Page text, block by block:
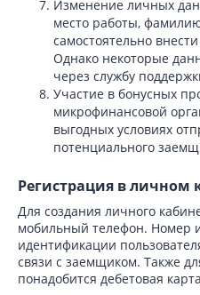
Изменение личных
место работы,
самостоятельно
Однако некоторые
через службу
Участие в бонусных
микрофинансовой
выгодных условиях
потенциального
Регистрация в личном
Для создания личного
мобильный телефон. Номер
идентификации
связи с заемщиком. Также
понадобится дебетовая